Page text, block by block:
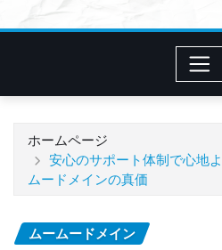
ホームページ
安心のサポート体制で心地
ムードメインの真価
ムームードメイン